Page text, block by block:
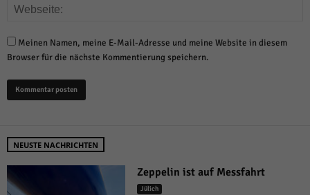
Meinen Namen, meine E-Mail-Adresse und meine Website in diesem
Browser für die nächste Kommentierung speichern.
NEUSTE NACHRICHTEN
Zeppelin ist auf Messfahrt
Jülich